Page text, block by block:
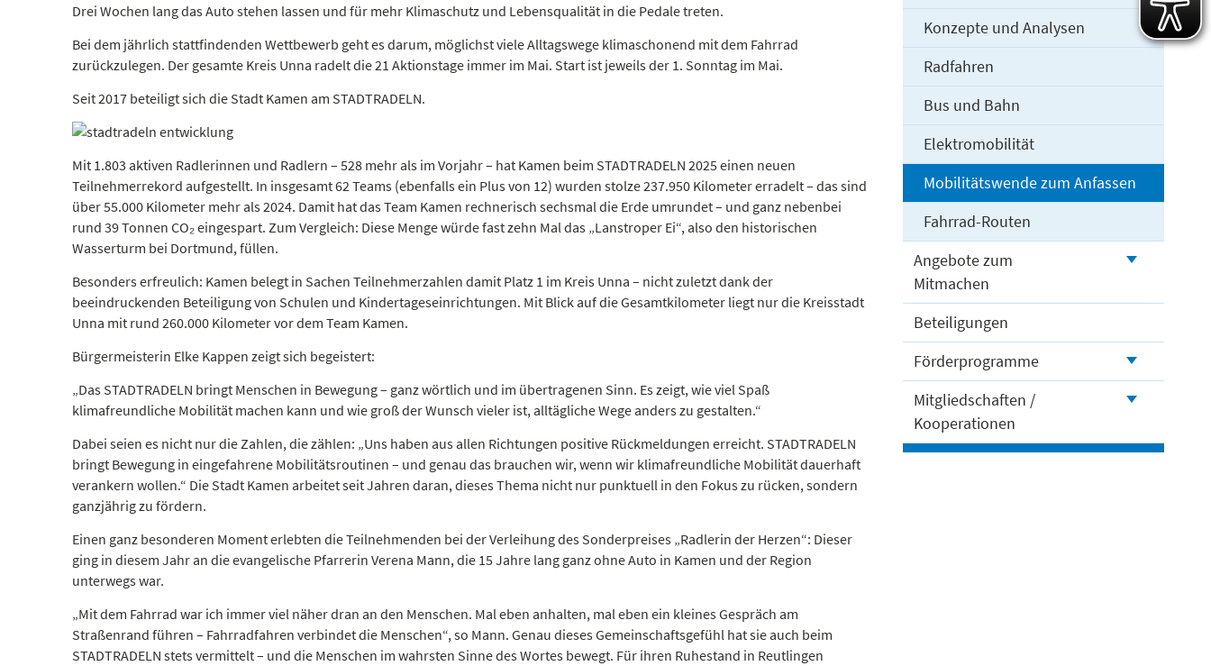
Drei Wochen lang das Auto stehen lassen und für mehr Klimaschutz und Lebensqualität in die Pedale treten.
Bei dem jährlich stattfindenden Wettbewerb geht es darum, möglichst viele Alltagswege klimaschonend mit dem Fahrrad
zurückzulegen. Der gesamte Kreis Unna radelt die 21 Aktionstage immer im Mai. Start ist jeweils der 1. Sonntag im Mai.
Seit 2017 beteiligt sich die Stadt Kamen am STADTRADELN.
Mit 1.803 aktiven Radlerinnen und Radlern – 528 mehr als im Vorjahr – hat Kamen beim STADTRADELN 2025 einen neuen
Teilnehmerrekord aufgestellt. In insgesamt 62 Teams (ebenfalls ein Plus von 12) wurden stolze 237.950 Kilometer erradelt – das sind
über 55.000 Kilometer mehr als 2024. Damit hat das Team Kamen rechnerisch sechsmal die Erde umrundet – und ganz nebenbei
rund 39 Tonnen CO₂ eingespart. Zum Vergleich: Diese Menge würde fast zehn Mal das „Lanstroper Ei“, also den historischen
Wasserturm bei Dortmund, füllen.
Besonders erfreulich: Kamen belegt in Sachen Teilnehmerzahlen damit Platz 1 im Kreis Unna – nicht zuletzt dank der
beeindruckenden Beteiligung von Schulen und Kindertageseinrichtungen. Mit Blick auf die Gesamtkilometer liegt nur die Kreisstadt
Unna mit rund 260.000 Kilometer vor dem Team Kamen.
Bürgermeisterin Elke Kappen zeigt sich begeistert:
„Das STADTRADELN bringt Menschen in Bewegung – ganz wörtlich und im übertragenen Sinn. Es zeigt, wie viel Spaß
klimafreundliche Mobilität machen kann und wie groß der Wunsch vieler ist, alltägliche Wege anders zu gestalten.“
Dabei seien es nicht nur die Zahlen, die zählen: „Uns haben aus allen Richtungen positive Rückmeldungen erreicht. STADTRADELN
bringt Bewegung in eingefahrene Mobilitätsroutinen – und genau das brauchen wir, wenn wir klimafreundliche Mobilität dauerhaft
verankern wollen.“ Die Stadt Kamen arbeitet seit Jahren daran, dieses Thema nicht nur punktuell in den Fokus zu rücken, sondern
ganzjährig zu fördern.
Einen ganz besonderen Moment erlebten die Teilnehmenden bei der Verleihung des Sonderpreises „Radlerin der Herzen“: Dieser
ging in diesem Jahr an die evangelische Pfarrerin Verena Mann, die 15 Jahre lang ganz ohne Auto in Kamen und der Region
unterwegs war.
„Mit dem Fahrrad war ich immer viel näher dran an den Menschen. Mal eben anhalten, mal eben ein kleines Gespräch am
Straßenrand führen – Fahrradfahren verbindet die Menschen“, so Mann. Genau dieses Gemeinschaftsgefühl hat sie auch beim
STADTRADELN stets vermittelt – und die Menschen im wahrsten Sinne des Wortes bewegt. Für ihren Ruhestand in Reutlingen
Konzepte und Analysen
Radfahren
Bus und Bahn
Elektromobilität
Mobilitätswende zum Anfassen
Fahrrad-Routen
Angebote zum
Mitmachen
Beteiligungen
Förderprogramme
Mitgliedschaften /
Kooperationen